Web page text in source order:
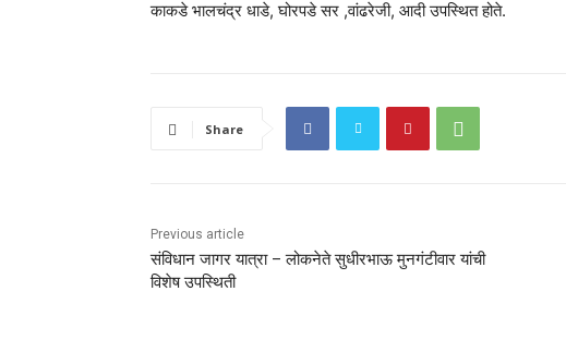
काकडे भालचंद्र धाडे, घोरपडे सर ,वांढरेजी, आदी उपस्थित होते.
Share
Previous article
संविधान जागर यात्रा – लोकनेते सुधीरभाऊ मुनगंटीवार यांची
विशेष उपस्थिती